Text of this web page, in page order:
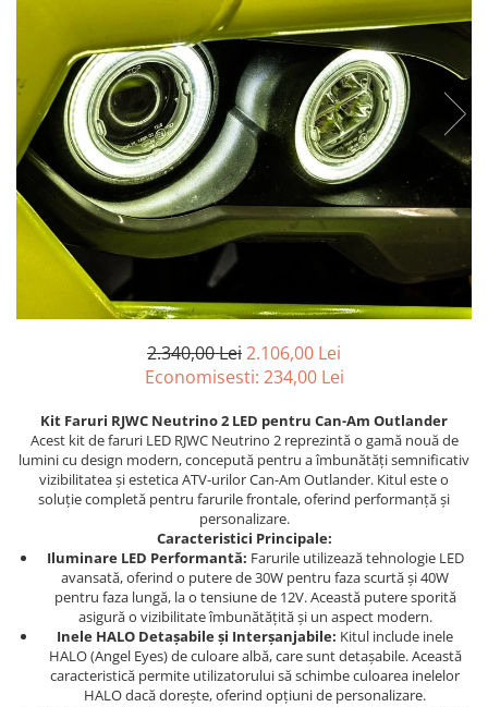
Magnetouri
Motor complet
Pistoane
Placa presiune
Pompe Ulei
Segmenti
Sistem Pornire
Supape
Tampon motor
Grupuri, Diferențiale & Cardane
Diferentiale
Grup
MOTORAS CUPLARE 4X4
Transmisie, Variator & Ambreiaj
Ambreiaj
Curele
Fulie Variator
Intinzatoare Lant
Motor Transmisie
Cross - Enduro
Dama
Copii
Snowmobil
PANTALONI
Strada
ATV/Quad
Touring
ATV - QUAD
Cross - Enduro
Dama
ATV/Quad
Cagule/Masti
Casual
Blugi
Remorca ATV Snowmobil
Remorcare
Sararita ATV/UTV
SCUT ATV
Sei
Semnalizari/Stopuri
SISTEM CABINA
Suporti
Vanatoare
ACCESORII MOTO
Generale
Huse Moto
Mansoane Moto
Proiectoare
Suveniruri
Transport
Uleiuri
2.340,00 Lei2.106,00 Lei
Economisesti: 234,00 Lei
Kit Faruri RJWC Neutrino 2 LED pentru Can-Am Outlander
Acest kit de faruri LED RJWC Neutrino 2 reprezintă o gamă nouă de
lumini cu design modern, concepută pentru a îmbunătăți semnificativ
vizibilitatea și estetica ATV-urilor Can-Am Outlander. Kitul este o
soluție completă pentru farurile frontale, oferind performanță și
personalizare.
Caracteristici Principale:
Iluminare LED Performantă: Farurile utilizează tehnologie LED
avansată, oferind o putere de 30W pentru faza scurtă și 40W
pentru faza lungă, la o tensiune de 12V. Această putere sporită
asigură o vizibilitate îmbunătățită și un aspect modern.
Inele HALO Detașabile și Interșanjabile: Kitul include inele
HALO (Angel Eyes) de culoare albă, care sunt detașabile. Această
caracteristică permite utilizatorului să schimbe culoarea inelelor
HALO dacă dorește, oferind opțiuni de personalizare.